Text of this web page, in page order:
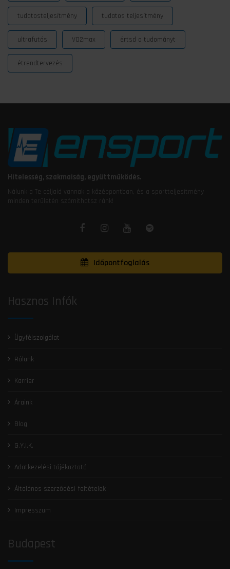
tudatosteljesítmény tudatos teljesítmény
ultrafutás VO2max értsd a tudományt
étrendtervezés
Hitelesség, szakmaiság, együttműködés.
Nálunk a Te céljaid vannak a középpontban, és a sportteljesítmény
minden területén számíthatsz ránk!
Időpontfoglalás
Hasznos Infók
Ügyfélszolgálat
Rólunk
Karrier
Áraink
Blog
G.Y.I.K.
Adatkezelési tájékoztató
Általános szerződési feltételek
Impresszum
Budapest